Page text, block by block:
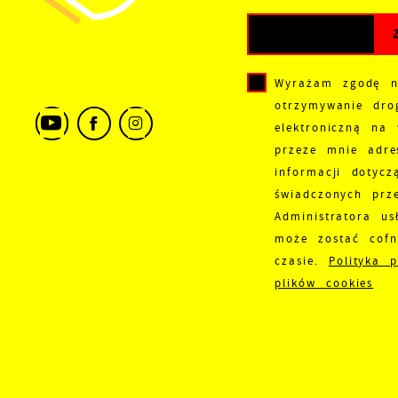
Wyrażam zgodę
otrzymywanie
elektroniczną na
przeze mnie
informacji
świadczonych
Administratora
może zostać
czasie. Polityka
plików cookies